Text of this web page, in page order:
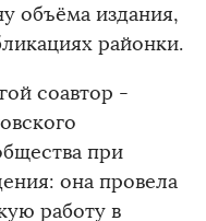
объёма издания,
районки.
соавтор -
при
она провела
работу в